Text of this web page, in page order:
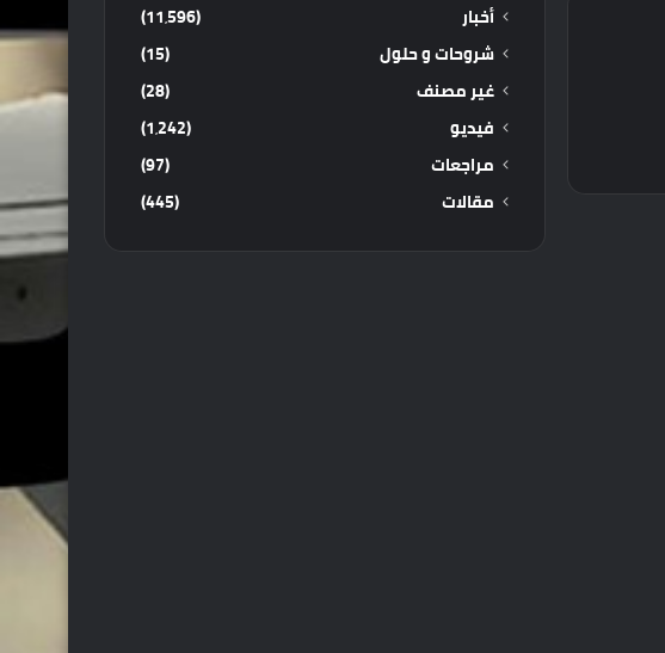
أخبار
(11٬596)
شروحات و حلول
(15)
غير مصنف
(28)
فيديو
(1٬242)
مراجعات
(97)
مقالات
(445)